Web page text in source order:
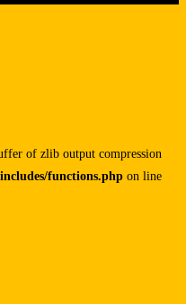
of zlib output compression
functions.php on line